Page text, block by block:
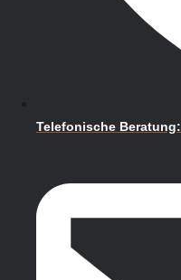
Telefonische Beratung: